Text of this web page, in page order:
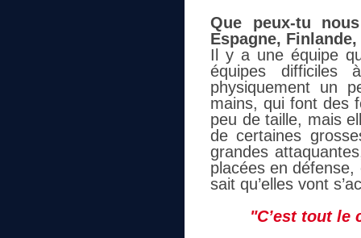
Que peux-tu
Espagne,
Il y a une équipe
équipes
physiquement un
mains, qui font des
peu de taille, mais
de certaines
grandes
placées en
sait qu’elles vont
"C’est tout le